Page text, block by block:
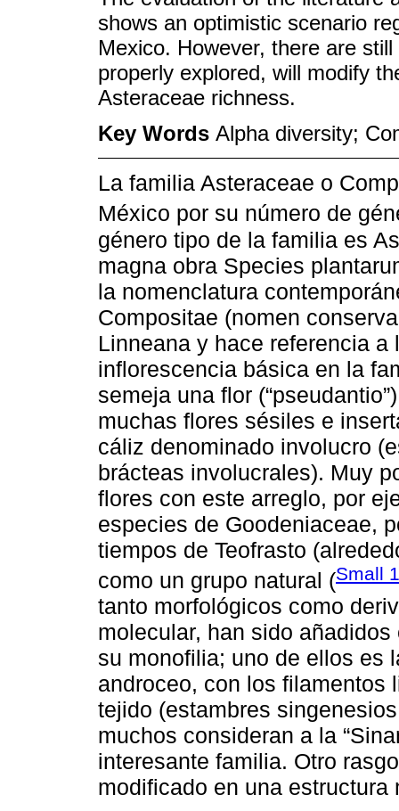
shows an optimistic scenario
Mexico. However, there are
properly explored, will modify
Asteraceae richness.
Key Words Alpha diversity;
La familia Asteraceae o
México por su número de
género tipo de la familia es
magna obra Species
la nomenclatura
Compositae (nomen
Linneana y hace referencia
inflorescencia básica en la
semeja una flor
muchas flores sésiles e
cáliz denominado involucro
brácteas involucrales). Muy
flores con este arreglo, por
especies de Goodeniaceae,
tiempos de Teofrasto
como un grupo natural (Small
tanto morfológicos como
molecular, han sido
su monofilia; uno de ellos es
androceo, con los filamentos
tejido (estambres
muchos consideran a la
interesante familia. Otro
modificado en una